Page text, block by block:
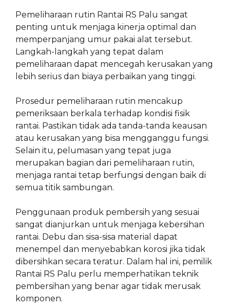
Pemeliharaan rutin Rantai RS Palu sangat
penting untuk menjaga kinerja optimal dan
memperpanjang umur pakai alat tersebut.
Langkah-langkah yang tepat dalam
pemeliharaan dapat mencegah kerusakan yang
lebih serius dan biaya perbaikan yang tinggi.
Prosedur pemeliharaan rutin mencakup
pemeriksaan berkala terhadap kondisi fisik
rantai. Pastikan tidak ada tanda-tanda keausan
atau kerusakan yang bisa mengganggu fungsi.
Selain itu, pelumasan yang tepat juga
merupakan bagian dari pemeliharaan rutin,
menjaga rantai tetap berfungsi dengan baik di
semua titik sambungan.
Penggunaan produk pembersih yang sesuai
sangat dianjurkan untuk menjaga kebersihan
rantai. Debu dan sisa-sisa material dapat
menempel dan menyebabkan korosi jika tidak
dibersihkan secara teratur. Dalam hal ini, pemilik
Rantai RS Palu perlu memperhatikan teknik
pembersihan yang benar agar tidak merusak
komponen.